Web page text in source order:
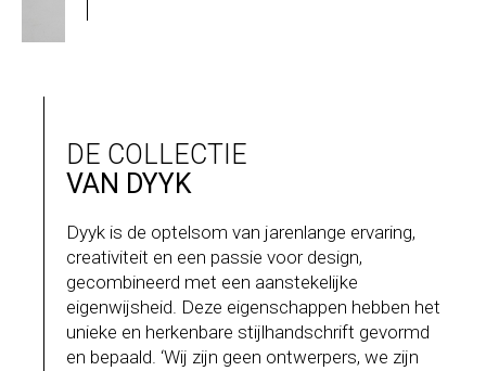
DE COLLECTIE
VAN DYYK
Dyyk is de optelsom van jarenlange ervaring,
creativiteit en een passie voor design,
gecombineerd met een aanstekelijke
eigenwijsheid. Deze eigenschappen hebben het
unieke en herkenbare stijlhandschrift gevormd
en bepaald. ‘Wij zijn geen ontwerpers, we zijn